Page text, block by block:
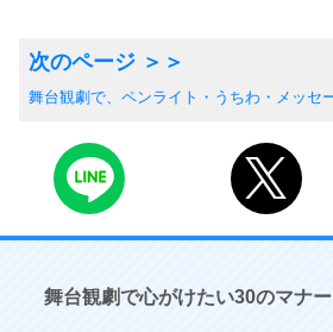
舞台観劇で、ペンライト・うちわ・メッセ
舞台観劇で心がけたい30のマナー